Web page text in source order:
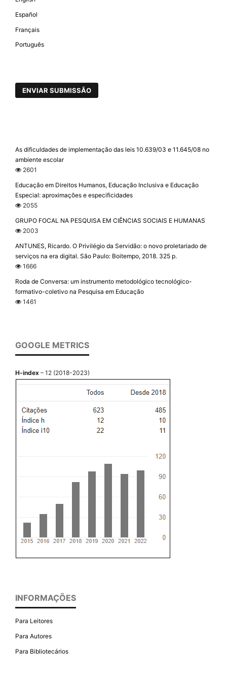
Español
Français
Português
ENVIAR SUBMISSÃO
As dificuldades de implementação das leis 10.639/03 e 11.645/08 no
ambiente escolar
2601
Educação em Direitos Humanos, Educação Inclusiva e Educação
Especial: aproximações e especificidades
2055
GRUPO FOCAL NA PESQUISA EM CIÊNCIAS SOCIAIS E HUMANAS
2003
ANTUNES, Ricardo. O Privilégio da Servidão: o novo proletariado de
serviços na era digital. São Paulo: Boitempo, 2018. 325 p.
1666
Roda de Conversa: um instrumento metodológico tecnológico-
formativo-coletivo na Pesquisa em Educação
1461
GOOGLE METRICS
H-index – 12 (2018-2023)
INFORMAÇÕES
Para Leitores
Para Autores
Para Bibliotecários